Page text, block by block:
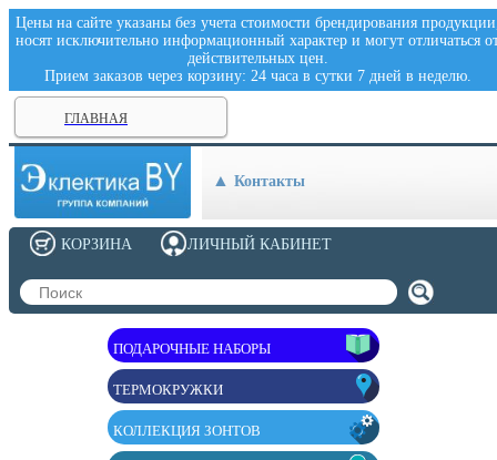
Цены на сайте указаны без учета стоимости брендирования
носят исключительно информационный характер и могут отличаться
действительных цен.
Прием заказов через корзину: 24 часа в сутки 7 дней в неделю.
ГЛАВНАЯ
Контакты
ПОДАРОЧНЫЕ НАБОРЫ
ТЕРМОКРУЖКИ
КОЛЛЕКЦИЯ ЗОНТОВ
ЛИЧНЫЙ КАБИНЕТ
КОРЗИНА